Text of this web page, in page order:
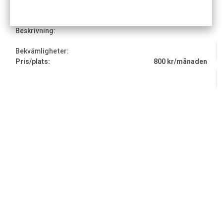
Beskrivning:
Bekvämligheter:
Pris/plats: 800 kr/månaden